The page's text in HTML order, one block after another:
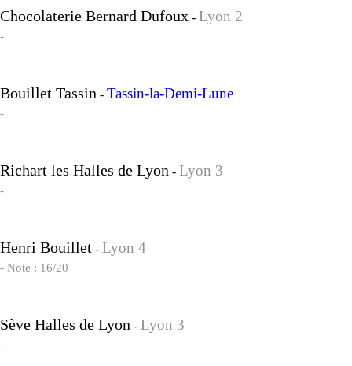
Chocolaterie Bernard Dufoux - Lyon 2
-
Bouillet Tassin - Tassin-la-Demi-Lune
-
Richart les Halles de Lyon - Lyon 3
-
Henri Bouillet - Lyon 4
- Note : 16/20
Sève Halles de Lyon - Lyon 3
-